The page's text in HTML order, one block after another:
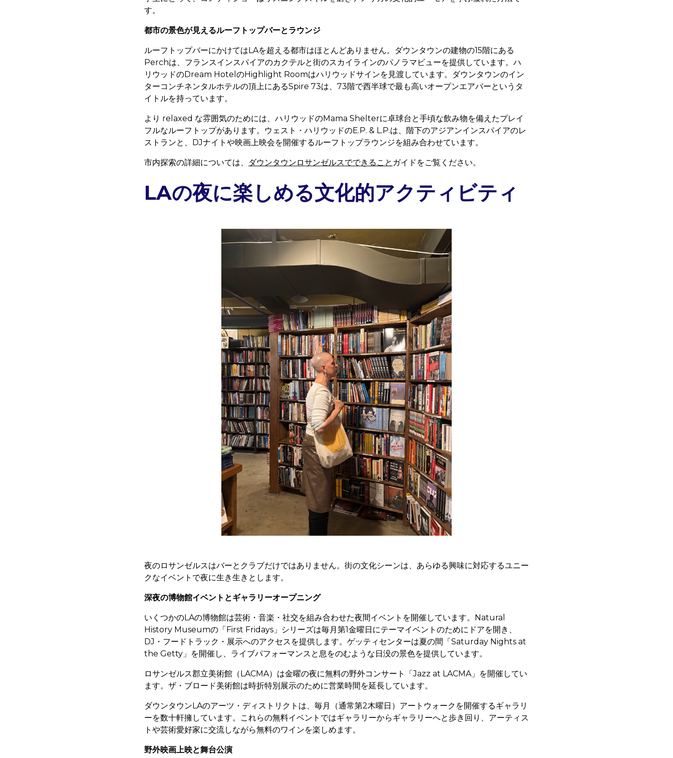
す。
都市の景色が見えるルーフトップバーとラウンジ
ルーフトップバーにかけてはLAを超える都市はほとんどありません。ダウンタウンの建物の15階にある
Perchは、フランスインスパイアのカクテルと街のスカイラインのパノラマビューを提供しています。ハ
リウッドのDream HotelのHighlight Roomはハリウッドサインを見渡しています。ダウンタウンのイン
ターコンチネンタルホテルの頂上にあるSpire 73は、73階で西半球で最も高いオープンエアバーというタ
イトルを持っています。
より relaxed な雰囲気のためには、ハリウッドのMama Shelterに卓球台と手頃な飲み物を備えたプレイ
フルなルーフトップがあります。ウェスト・ハリウッドのE.P. & L.P.は、階下のアジアンインスパイアのレ
ストランと、DJナイトや映画上映会を開催するルーフトップラウンジを組み合わせています。
市内探索の詳細については、 ダウンタウンロサンゼルスでできること ガイドをご覧ください。
LAの夜に楽しめる文化的アクティビティ
夜のロサンゼルスはバーとクラブだけではありません。街の文化シーンは、あらゆる興味に対応するユニー
クなイベントで夜に生き生きとします。
深夜の博物館イベントとギャラリーオープニング
いくつかのLAの博物館は芸術・音楽・社交を組み合わせた夜間イベントを開催しています。Natural
History Museumの「First Fridays」シリーズは毎月第1金曜日にテーマイベントのためにドアを開き、
DJ・フードトラック・展示へのアクセスを提供します。ゲッティセンターは夏の間「Saturday Nights at
the Getty」を開催し、ライブパフォーマンスと息をのむような日没の景色を提供しています。
ロサンゼルス郡立美術館（LACMA）は金曜の夜に無料の野外コンサート「Jazz at LACMA」を開催してい
ます。ザ・ブロード美術館は時折特別展示のために営業時間を延長しています。
ダウンタウンLAのアーツ・ディストリクトは、毎月（通常第2木曜日）アートウォークを開催するギャラリ
ーを数十軒擁しています。これらの無料イベントではギャラリーからギャラリーへと歩き回り、アーティス
トや芸術愛好家に交流しながら無料のワインを楽しめます。
野外映画上映と舞台公演